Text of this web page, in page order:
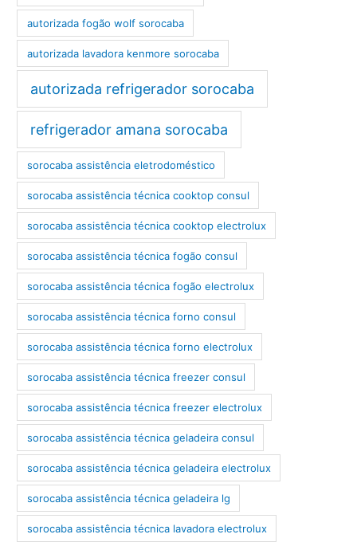
autorizada fogão wolf sorocaba
autorizada lavadora kenmore sorocaba
autorizada refrigerador sorocaba
refrigerador amana sorocaba
sorocaba assistência eletrodoméstico
sorocaba assistência técnica cooktop consul
sorocaba assistência técnica cooktop electrolux
sorocaba assistência técnica fogão consul
sorocaba assistência técnica fogão electrolux
sorocaba assistência técnica forno consul
sorocaba assistência técnica forno electrolux
sorocaba assistência técnica freezer consul
sorocaba assistência técnica freezer electrolux
sorocaba assistência técnica geladeira consul
sorocaba assistência técnica geladeira electrolux
sorocaba assistência técnica geladeira lg
sorocaba assistência técnica lavadora electrolux